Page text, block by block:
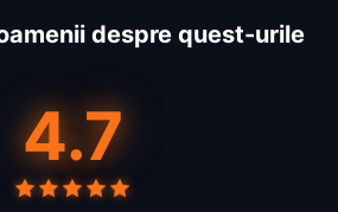
despre quest-urile
4.7